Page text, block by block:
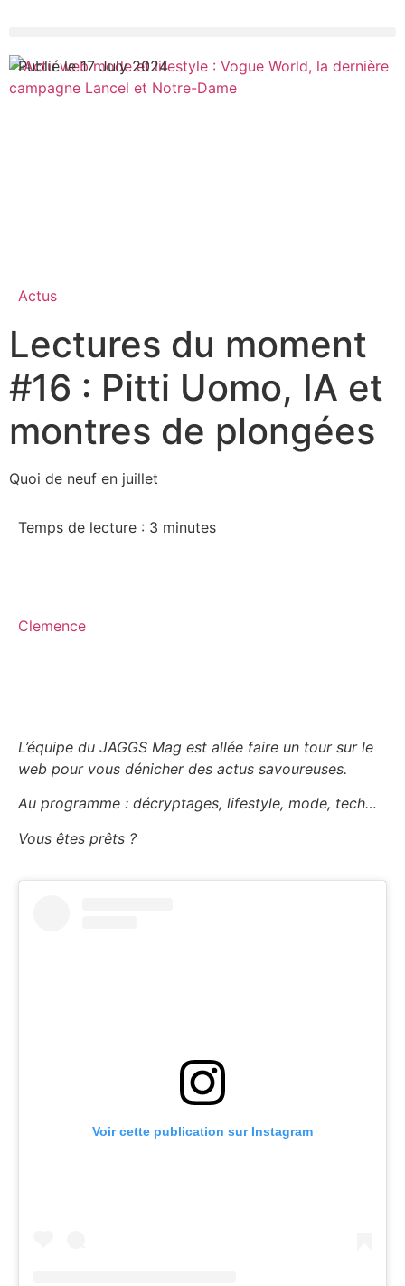
Actus
Lectures du moment
#16 : Pitti Uomo, IA et
montres de plongées
Quoi de neuf en juillet
Clemence
Temps de lecture : 3 minutes
Publié le 17 July 2024
L’équipe du JAGGS Mag est allée faire un tour sur le
web pour vous dénicher des actus savoureuses.
Au programme : décryptages, lifestyle, mode, tech…
Vous êtes prêts ?
Voir cette publication sur Instagram